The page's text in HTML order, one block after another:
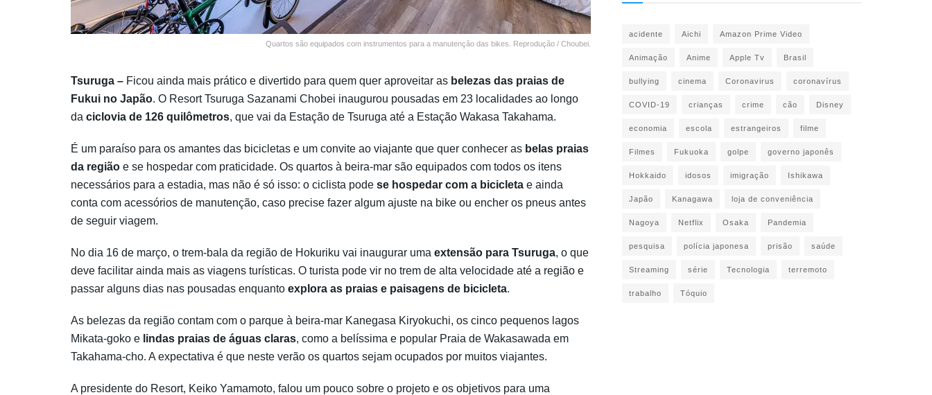
Quartos são equipados com instrumentos para a manutenção das bikes. Reprodução / Choubei.
Tsuruga – Ficou ainda mais prático e divertido para quem quer aproveitar as belezas das praias de
Fukui no Japão. O Resort Tsuruga Sazanami Chobei inaugurou pousadas em 23 localidades ao longo
da ciclovia de 126 quilômetros, que vai da Estação de Tsuruga até a Estação Wakasa Takahama.
É um paraíso para os amantes das bicicletas e um convite ao viajante que quer conhecer as belas praias
da região e se hospedar com praticidade. Os quartos à beira-mar são equipados com todos os itens
necessários para a estadia, mas não é só isso: o ciclista pode se hospedar com a bicicleta e ainda
conta com acessórios de manutenção, caso precise fazer algum ajuste na bike ou encher os pneus antes
de seguir viagem.
No dia 16 de março, o trem-bala da região de Hokuriku vai inaugurar uma extensão para Tsuruga, o que
deve facilitar ainda mais as viagens turísticas. O turista pode vir no trem de alta velocidade até a região e
passar alguns dias nas pousadas enquanto explora as praias e paisagens de bicicleta.
As belezas da região contam com o parque à beira-mar Kanegasa Kiryokuchi, os cinco pequenos lagos
Mikata-goko e lindas praias de águas claras, como a belíssima e popular Praia de Wakasawada em
Takahama-cho. A expectativa é que neste verão os quartos sejam ocupados por muitos viajantes.
A presidente do Resort, Keiko Yamamoto, falou um pouco sobre o projeto e os objetivos para uma
acidente Aichi Amazon Prime Video
Animação Anime Apple Tv Brasil
bullying cinema Coronavirus coronavírus
COVID-19 crianças crime cão Disney
economia escola estrangeiros filme
Filmes Fukuoka golpe governo japonês
Hokkaido idosos imigração Ishikawa
Japão Kanagawa loja de conveniência
Nagoya Netflix Osaka Pandemia
pesquisa polícia japonesa prisão saúde
Streaming série Tecnologia terremoto
trabalho Tóquio